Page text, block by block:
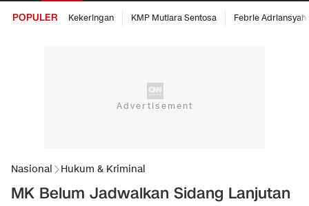
POPULER Kekeringan KMP Mutiara Sentosa Febrie Adriansyah
Nasional Hukum & Kriminal
MK Belum Jadwalkan Sidang Lanjutan